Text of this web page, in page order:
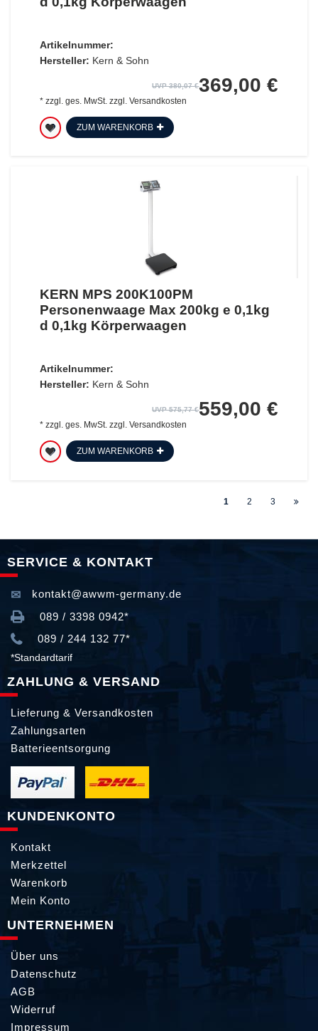
Artikelnummer:
Hersteller: Kern & Sohn
UVP 380,07 €369,00 €
* zzgl. ges. MwSt. zzgl. Versandkosten
ZUM WARENKORB
KERN MPS 200K100PM
Personenwaage Max 200kg e 0,1kg
d 0,1kg Körperwaagen
Artikelnummer:
Hersteller: Kern & Sohn
UVP 575,77 €559,00 €
* zzgl. ges. MwSt.zzgl. Versandkosten
ZUM WARENKORB
1 2 3
SERVICE & KONTAKT
kontakt@awwm-germany.de
089 / 3398 0942*
089 / 244 132 77*
*Standardtarif
ZAHLUNG & VERSAND
Lieferung & Versandkosten
Zahlungsarten
Batterieentsorgung
KUNDENKONTO
Kontakt
Merkzettel
Warenkorb
Mein Konto
UNTERNEHMEN
Über uns
Datenschutz
AGB
Widerruf
Impressum